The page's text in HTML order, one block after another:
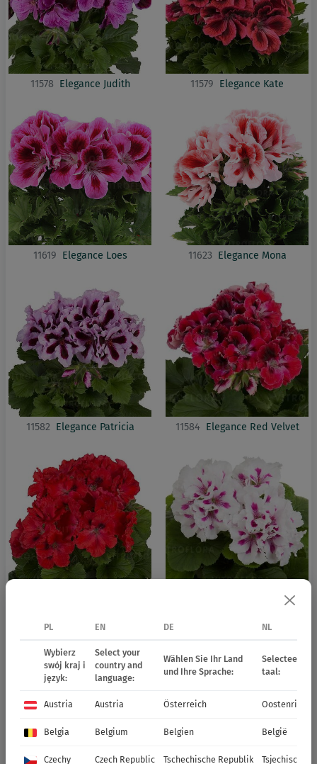
11578 Elegance Judith 11579 Elegance Kate
11619 Elegance Loes 11623 Elegance Mona
11582 Elegance Patricia 11584 Elegance Red Velvet
Elegance Royalty White
PL EN DE NL
Wybierz
swój kraj i
język:
Select your
country and
language:
Wählen Sie Ihr Land
und Ihre Sprache:
Selecteer uw
taal:
Austria Austria Österreich Oostenrijk
Belgia Belgium Belgien België
Czechy Czech Republic Tschechische Republik Tsjechische